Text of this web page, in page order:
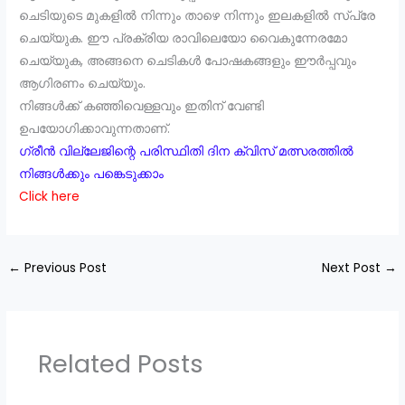
ചെടിയുടെ മുകളിൽ നിന്നും താഴെ നിന്നും ഇലകളിൽ സ്പ്രേ
ചെയ്യുക. ഈ പ്രക്രിയ രാവിലെയോ വൈകുന്നേരമോ
ചെയ്യുക, അങ്ങനെ ചെടികൾ പോഷകങ്ങളും ഈർപ്പവും
ആഗിരണം ചെയ്യും.
നിങ്ങൾക്ക് കഞ്ഞിവെള്ളവും ഇതിന് വേണ്ടി
ഉപയോഗിക്കാവുന്നതാണ്.
ഗ്രീൻ വില്ലേജിന്റെ പരിസ്ഥിതി ദിന ക്വിസ് മത്സരത്തിൽ
നിങ്ങൾക്കും പങ്കെടുക്കാം
Click here
← Previous Post Next Post →
Related Posts